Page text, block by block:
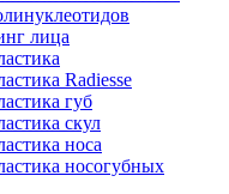
лица
Radiesse
губ
скул
носа
носогубных